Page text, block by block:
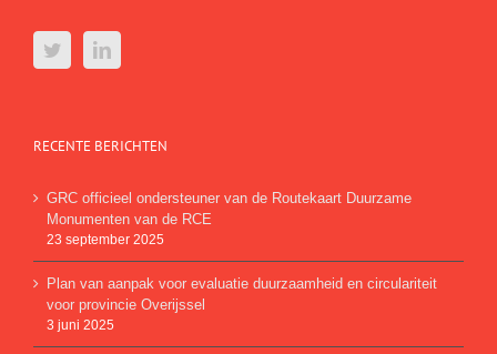
RECENTE BERICHTEN
GRC officieel ondersteuner van de Routekaart Duurzame
Monumenten van de RCE
23 september 2025
Plan van aanpak voor evaluatie duurzaamheid en circulariteit
voor provincie Overijssel
3 juni 2025